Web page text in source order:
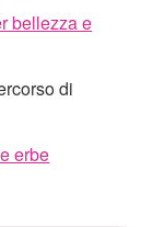
bellezza e
di
erbe